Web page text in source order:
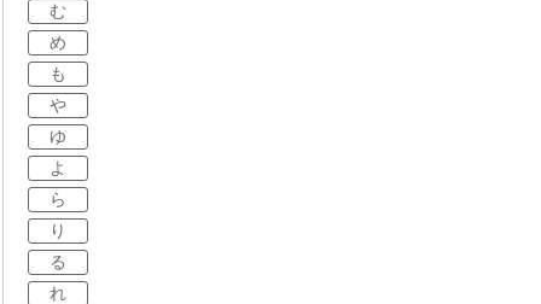
む
め
も
や
ゆ
よ
ら
り
る
れ